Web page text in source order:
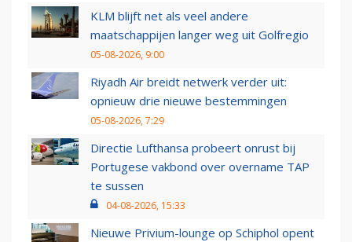
KLM blijft net als veel andere
maatschappijen langer weg uit Golfregio
05-08-2026, 9:00
Riyadh Air breidt netwerk verder uit:
opnieuw drie nieuwe bestemmingen
05-08-2026, 7:29
Directie Lufthansa probeert onrust bij
Portugese vakbond over overname TAP
te sussen
04-08-2026, 15:33
Nieuwe Privium-lounge op Schiphol opent